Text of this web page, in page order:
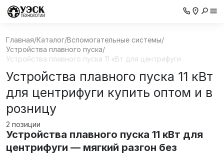
Главная/Каталог/Вспомогательные системы/
Устройства плавного пуска/
Устройства плавного пуска 11 кВт для центрифуги
Устройства плавного пуска 11 кВт
для центрифуги купить оптом и в
розницу
2 позиции
Устройства плавного пуска 11 кВт для
центрифуги — мягкий разгон без